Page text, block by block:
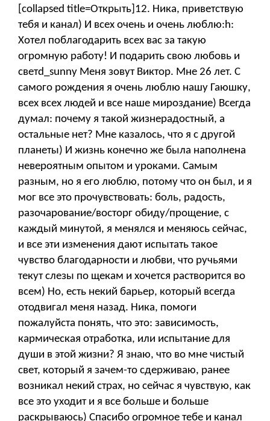
[collapsed title=Открыть]12. Ника, приветствую
тебя и канал) И всех очень и очень люблю:h:
Хотел поблагодарить всех вас за такую
огромную работу! И подарить свою любовь и
светd_sunny Меня зовут Виктор. Мне 26 лет. С
самого рождения я очень люблю нашу Гаюшку,
всех всех людей и все наше мироздание) Всегда
думал: почему я такой жизнерадостный, а
остальные нет? Мне казалось, что я с другой
планеты) И жизнь конечно же была наполнена
невероятным опытом и уроками. Самым
разным, но я его люблю, потому что он был, и я
мог все это прочувствовать: боль, радость,
разочарование/восторг обиду/прощение, с
каждый минутой, я менялся и меняюсь сейчас,
и все эти изменения дают испытать такое
чувство благодарности и любви, что ручьями
текут слезы по щекам и хочется растворится во
всем) Но, есть некий барьер, который всегда
отодвигал меня назад. Ника, помоги
пожалуйста понять, что это: зависимость,
кармическая отработка, или испытание для
души в этой жизни? Я знаю, что во мне чистый
свет, который я зачем-то сдерживаю, ранее
возникал некий страх, но сейчас я чувствую, как
все это уходит и я все больше и больше
раскрываюсь) Спасибо огромное тебе и канал